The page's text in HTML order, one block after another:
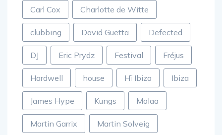
Carl Cox Charlotte de Witte
clubbing David Guetta Defected
DJ Eric Prydz Festival Fréjus
Hardwell house Hï Ibiza Ibiza
James Hype Kungs Malaa
Martin Garrix Martin Solveig